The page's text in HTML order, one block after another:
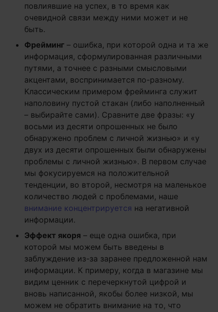
повлиявшие на успех, в то время как
очевидной связи между ними может и не
быть.
Фрейминг – ошибка, при которой одна и та же
информация, сформулированная различными
путями, а точнее с разными смысловыми
акцентами, воспринимается по-разному.
Классическим примером фрейминга служит
наполовину пустой стакан (либо наполненный
– выбирайте сами). Сравните две фразы: «у
восьми из десяти опрошенных не было
обнаружено проблем с личной жизнью» и «у
двух из десяти опрошенных были обнаружены
проблемы с личной жизнью». В первом случае
мы фокусируемся на положительной
тенденции, во второй, несмотря на маленькое
количество людей с проблемами, наше
внимание концентрируется на негативной
информации.
Эффект якоря – еще одна ошибка, при
которой мы можем быть введены в
заблуждение из-за заранее предложенной нам
информации. К примеру, когда в магазине мы
видим ценник с перечеркнутой цифрой и
вновь написанной, якобы более низкой, мы
можем не обратить внимание на то, что